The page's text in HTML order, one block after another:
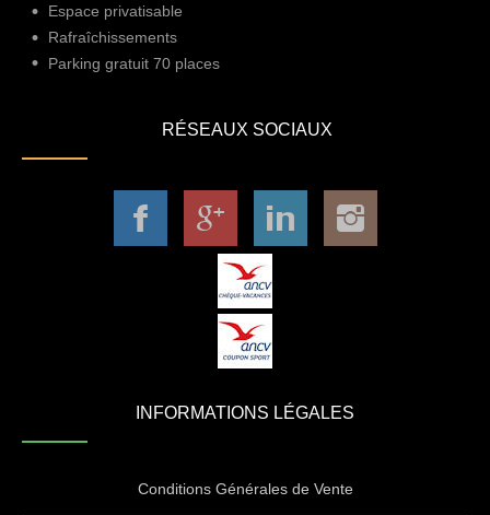
Espace privatisable
Rafraîchissements
Parking gratuit 70 places
RÉSEAUX SOCIAUX
INFORMATIONS LÉGALES
Conditions Générales de Vente